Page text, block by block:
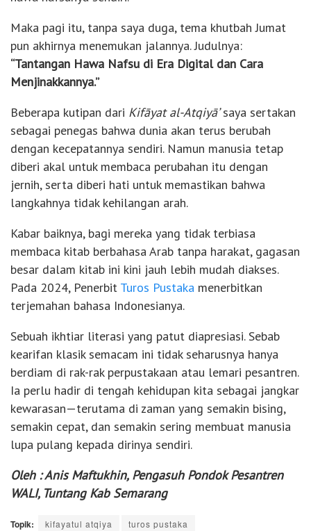
Maka pagi itu, tanpa saya duga, tema khutbah Jumat
pun akhirnya menemukan jalannya. Judulnya:
“Tantangan Hawa Nafsu di Era Digital dan Cara
Menjinakkannya.”
Beberapa kutipan dari Kifāyat al-Atqiyā’saya sertakan
sebagai penegas bahwa dunia akan terus berubah
dengan kecepatannya sendiri. Namun manusia tetap
diberi akal untuk membaca perubahan itu dengan
jernih, serta diberi hati untuk memastikan bahwa
langkahnya tidak kehilangan arah.
Kabar baiknya, bagi mereka yang tidak terbiasa
membaca kitab berbahasa Arab tanpa harakat, gagasan
besar dalam kitab ini kini jauh lebih mudah diakses.
Pada 2024, Penerbit Turos Pustaka menerbitkan
terjemahan bahasa Indonesianya.
Sebuah ikhtiar literasi yang patut diapresiasi. Sebab
kearifan klasik semacam ini tidak seharusnya hanya
berdiam di rak-rak perpustakaan atau lemari pesantren.
Ia perlu hadir di tengah kehidupan kita sebagai jangkar
kewarasan—terutama di zaman yang semakin bising,
semakin cepat, dan semakin sering membuat manusia
lupa pulang kepada dirinya sendiri.
Oleh : Anis Maftukhin, Pengasuh Pondok Pesantren
WALI, Tuntang Kab Semarang
Topik: kifayatul atqiya turos pustaka